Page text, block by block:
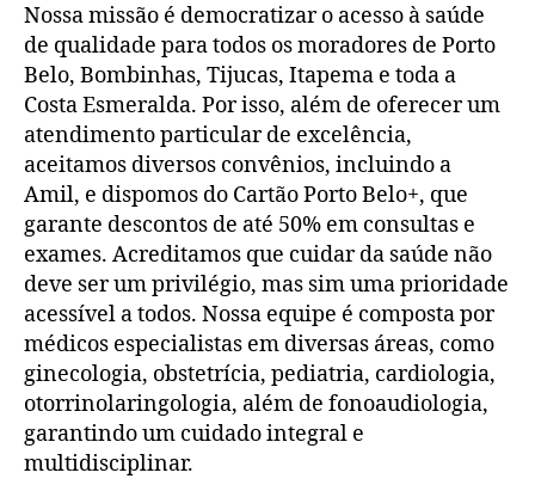
Nossa missão é democratizar o acesso à saúde
de qualidade para todos os moradores de Porto
Belo, Bombinhas, Tijucas, Itapema e toda a
Costa Esmeralda. Por isso, além de oferecer um
atendimento particular de excelência,
aceitamos diversos convênios, incluindo a
Amil, e dispomos do Cartão Porto Belo+, que
garante descontos de até 50% em consultas e
exames. Acreditamos que cuidar da saúde não
deve ser um privilégio, mas sim uma prioridade
acessível a todos. Nossa equipe é composta por
médicos especialistas em diversas áreas, como
ginecologia, obstetrícia, pediatria, cardiologia,
otorrinolaringologia, além de fonoaudiologia,
garantindo um cuidado integral e
multidisciplinar.